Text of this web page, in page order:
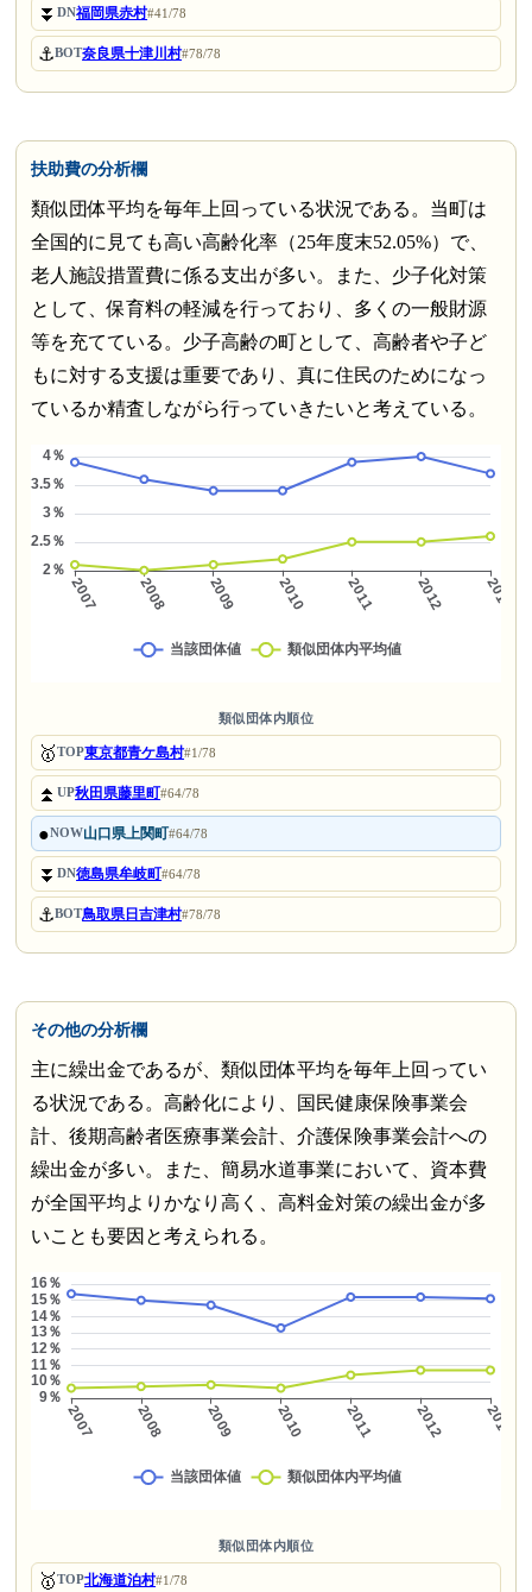
⏬DN福岡県赤村#41/78
⚓BOT奈良県十津川村#78/78
扶助費の分析欄
類似団体平均を毎年上回っている状況である。当町は
全国的に見ても高い高齢化率（25年度末52.05%）で、
老人施設措置費に係る支出が多い。また、少子化対策
として、保育料の軽減を行っており、多くの一般財源
等を充てている。少子高齢の町として、高齢者や子ど
もに対する支援は重要であり、真に住民のためになっ
ているか精査しながら行っていきたいと考えている。
類似団体内順位
🥇TOP東京都青ケ島村#1/78
⏫UP秋田県藤里町#64/78
●NOW山口県上関町#64/78
⏬DN徳島県牟岐町#64/78
⚓BOT鳥取県日吉津村#78/78
その他の分析欄
主に繰出金であるが、類似団体平均を毎年上回ってい
る状況である。高齢化により、国民健康保険事業会
計、後期高齢者医療事業会計、介護保険事業会計への
繰出金が多い。また、簡易水道事業において、資本費
が全国平均よりかなり高く、高料金対策の繰出金が多
いことも要因と考えられる。
類似団体内順位
🥇TOP北海道泊村#1/78